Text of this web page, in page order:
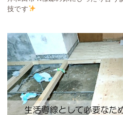
技です